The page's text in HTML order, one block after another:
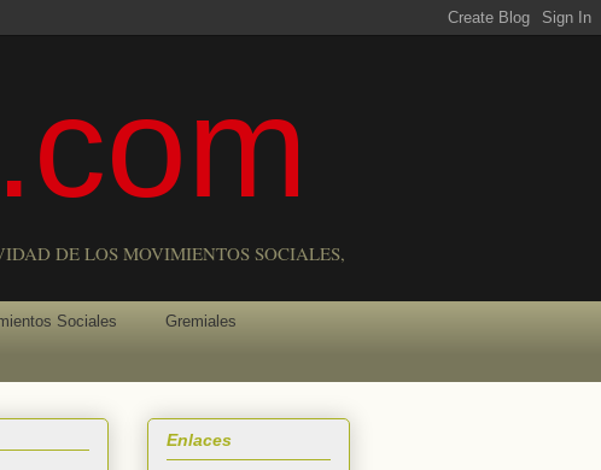
DE LOS MOVIMIENTOS SOCIALES,
Sociales Gremiales
Enlaces